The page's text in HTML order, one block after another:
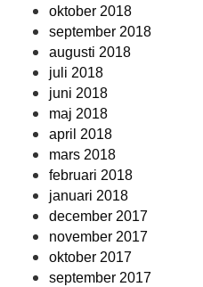
oktober 2018
september 2018
augusti 2018
juli 2018
juni 2018
maj 2018
april 2018
mars 2018
februari 2018
januari 2018
december 2017
november 2017
oktober 2017
september 2017